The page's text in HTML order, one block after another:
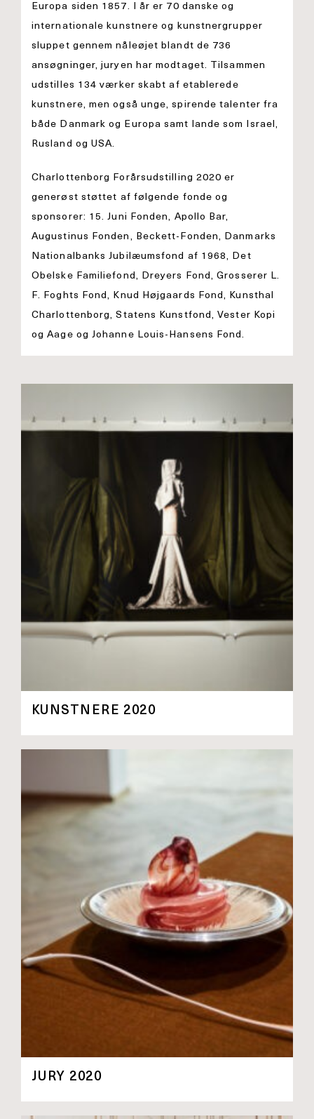
Europa siden 1857. I år er 70 danske og
internationale kunstnere og kunstnergrupper
sluppet gennem nåleøjet blandt de 736
ansøgninger, juryen har modtaget. Tilsammen
udstilles 134 værker skabt af etablerede
kunstnere, men også unge, spirende talenter fra
både Danmark og Europa samt lande som Israel,
Rusland og USA.
Charlottenborg Forårsudstilling 2020 er
generøst støttet af følgende fonde og
sponsorer: 15. Juni Fonden, Apollo Bar,
Augustinus Fonden, Beckett-Fonden, Danmarks
Nationalbanks Jubilæumsfond af 1968, Det
Obelske Familiefond, Dreyers Fond, Grosserer L.
F. Foghts Fond, Knud Højgaards Fond, Kunsthal
Charlottenborg, Statens Kunstfond, Vester Kopi
og Aage og Johanne Louis-Hansens Fond.
KUNSTNERE 2020
JURY 2020